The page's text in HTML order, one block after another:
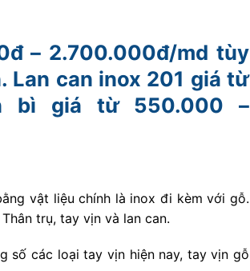
– 2.700.000đ/md tùy
Lan can inox 201 giá từ
bì giá từ 550.000 –
vật liệu chính là inox đi kèm với gỗ.
trụ, tay vịn và lan can.
số các loại tay vịn hiện nay, tay vịn gỗ